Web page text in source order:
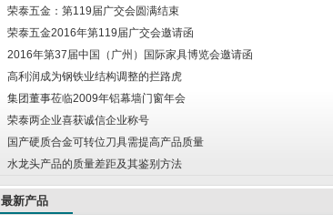
荣泰五金：第119届广交会圆满结束
荣泰五金2016年第119届广交会邀请函
2016年第37届中国（广州）国际家具博览会邀请函
高利润成为钢铁业结构调整的拦路虎
集团董事莅临2009年铝幕墙门窗年会
荣泰两企业喜获诚信企业称号
国产硬质合金可转位刀具需提高产品质量
水龙头产品的质量差距及其鉴别方法
最新产品